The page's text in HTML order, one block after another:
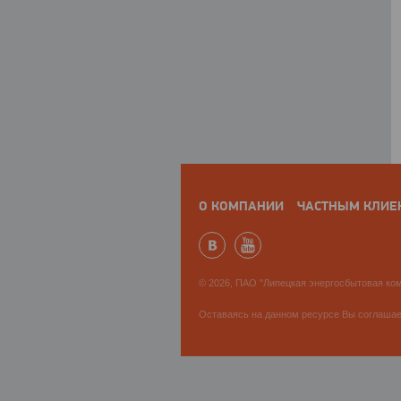
О КОМПАНИИ ЧАСТНЫМ
© 2026, ПАО "Липецкая энергосбытовая
Оставаясь на данном ресурсе Вы